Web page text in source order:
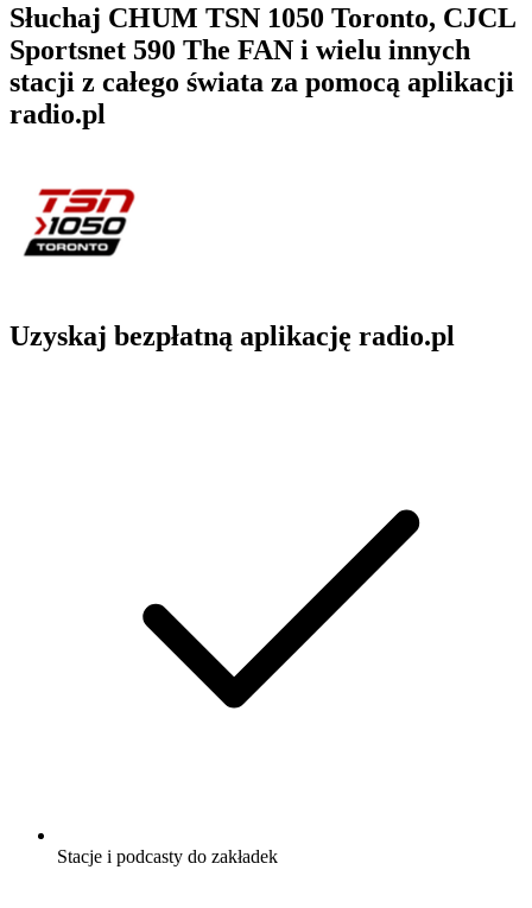
Słuchaj CHUM TSN 1050 Toronto, CJCL
Sportsnet 590 The FAN i wielu innych
stacji z całego świata za pomocą aplikacji
radio.pl
Uzyskaj bezpłatną aplikację radio.pl
Stacje i podcasty do zakładek